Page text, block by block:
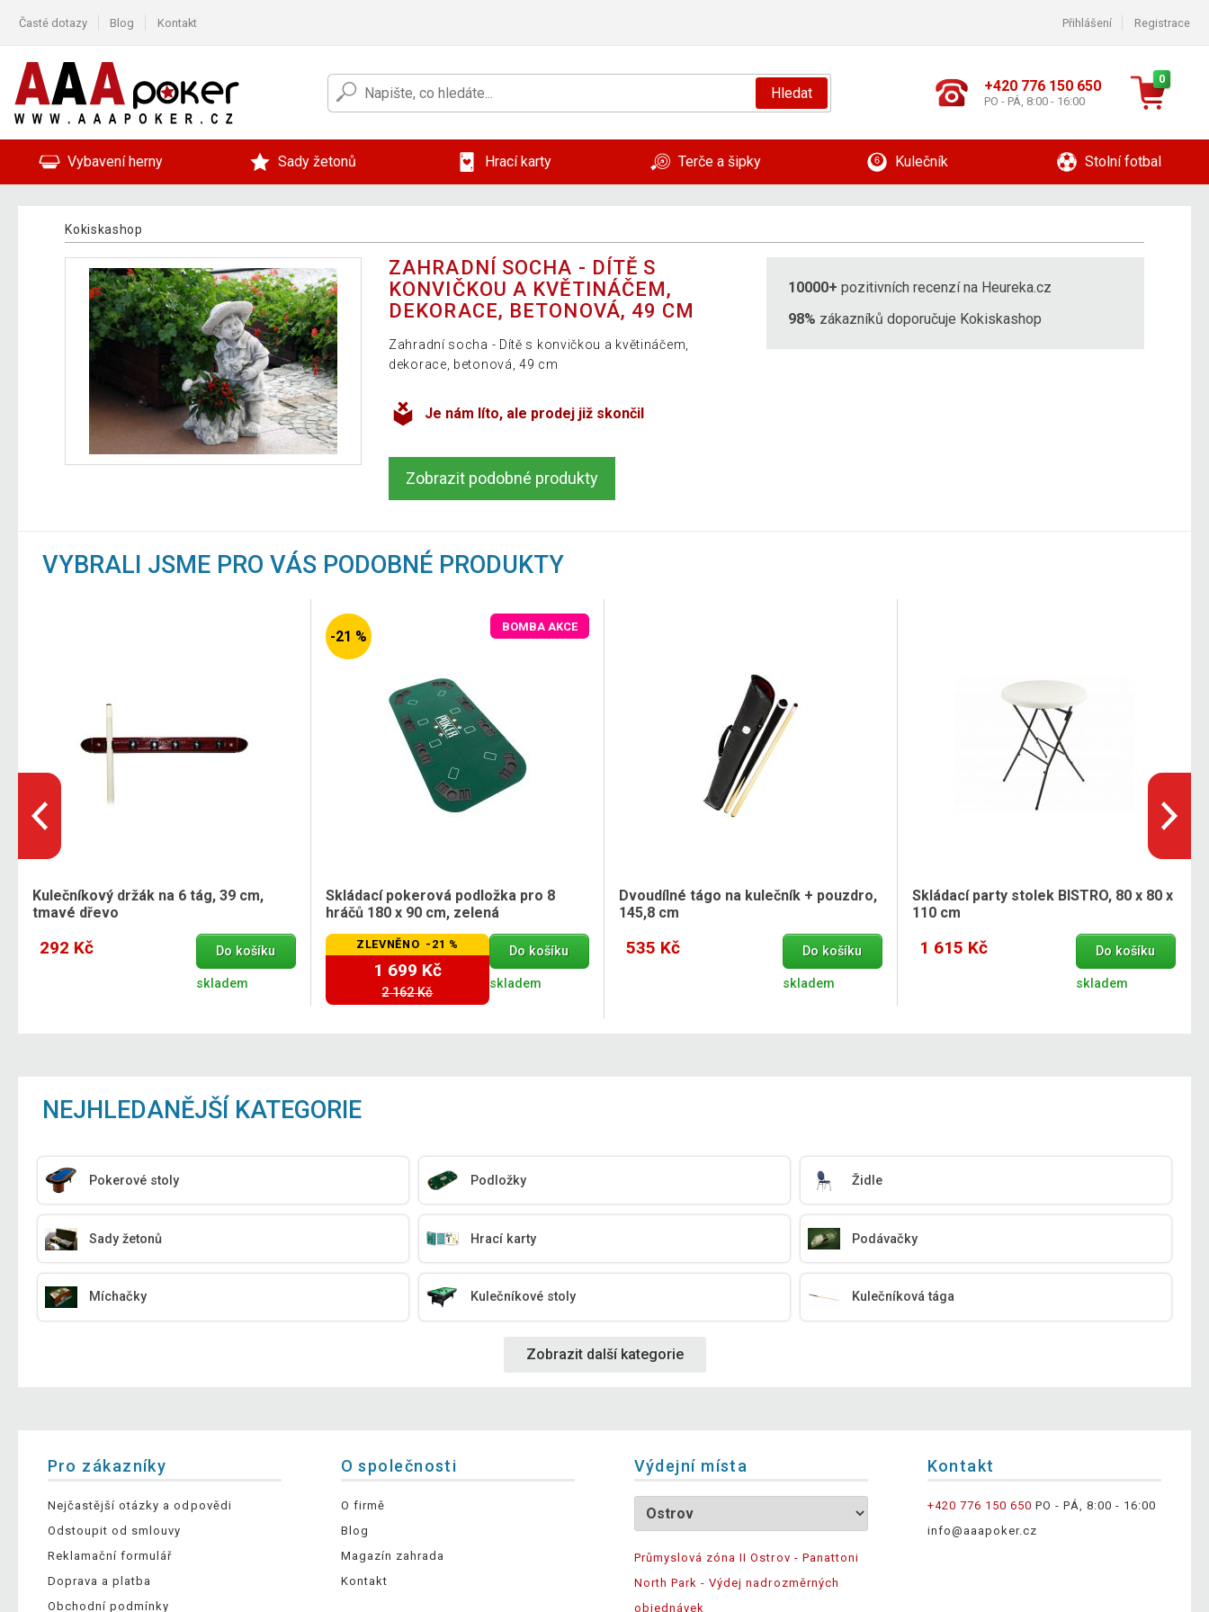
Časté dotazy Blog Kontakt Přihlášení Registrace
Hledat +420 776 150 650
PO - PÁ, 8:00 - 16:00
0
Vybavení herny Sady žetonů Hrací karty Terče a šipky Kulečník Stolní fotbal
Kokiskashop
ZAHRADNÍ SOCHA - DÍTĚ S
KONVIČKOU A KVĚTINÁČEM,
DEKORACE, BETONOVÁ, 49 CM
Zahradní socha - Dítě s konvičkou a květináčem,
dekorace, betonová, 49 cm
Je nám líto, ale prodej již skončil
Zobrazit podobné produkty
10000+ pozitivních recenzí na Heureka.cz
98% zákazníků doporučuje Kokiskashop
VYBRALI JSME PRO VÁS PODOBNÉ PRODUKTY
Kulečníkový držák na 6 tág, 39 cm,
tmavé dřevo
292 Kč Do košíku
skladem
-21 %
BOMBA AKCE
Skládací pokerová podložka pro 8
hráčů 180 x 90 cm, zelená
ZLEVNĚNO -21 %
1 699 Kč
2 162 Kč
Do košíku
skladem
Dvoudílné tágo na kulečník + pouzdro,
145,8 cm
535 Kč Do košíku
skladem
Skládací party stolek BISTRO, 80 x 80 x
110 cm
1 615 Kč Do košíku
skladem
NEJHLEDANĚJŠÍ KATEGORIE
Pokerové stoly Podložky Židle
Sady žetonů Hrací karty Podávačky
Míchačky Kulečníkové stoly Kulečníková tága
Zobrazit další kategorie
Pro zákazníky
Nejčastější otázky a odpovědi
Odstoupit od smlouvy
Reklamační formulář
Doprava a platba
Obchodní podmínky
O společnosti
O firmě
Blog
Magazín zahrada
Kontakt
Výdejní místa
Průmyslová zóna II Ostrov - Panattoni
North Park - Výdej nadrozměrných
objednávek
Kontakt
+420 776 150 650 PO - PÁ, 8:00 - 16:00
info@aaapoker.cz